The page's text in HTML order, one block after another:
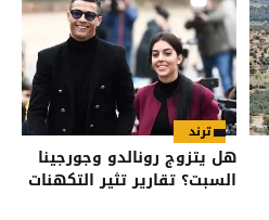
ترند
هل يتزوج رونالدو وجورجينا
السبت؟ تقارير تثير التكهنات